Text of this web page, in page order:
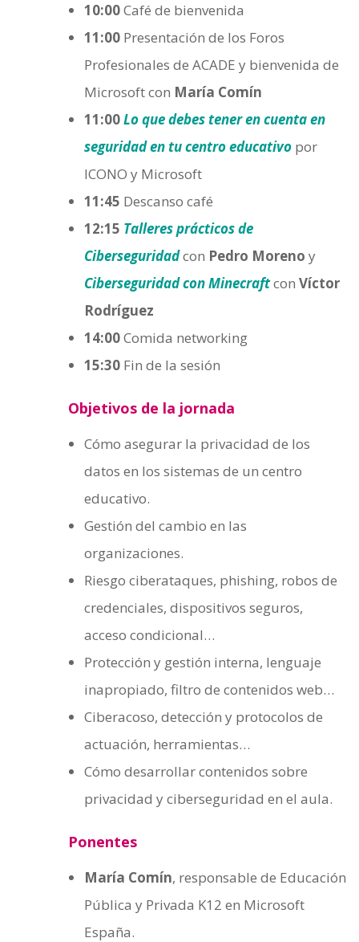
10:00Café de bienvenida
11:00 Presentación de los Foros
Profesionales de ACADE y bienvenida de
Microsoft con María Comín
11:00Lo que debes tener en cuenta en
seguridad en tu centro educativo por
ICONO y Microsoft
11:45 Descanso café
12:15 Talleres prácticos de
Ciberseguridadcon Pedro Moreno y
Ciberseguridad con Minecraftcon Víctor
Rodríguez
14:00Comida networking
15:30 Fin de la sesión
Objetivos de la jornada
Cómo asegurar la privacidad de los
datos en los sistemas de un centro
educativo.
Gestión del cambio en las
organizaciones.
Riesgo ciberataques, phishing, robos de
credenciales, dispositivos seguros,
acceso condicional…
Protección y gestión interna, lenguaje
inapropiado, filtro de contenidos web…
Ciberacoso, detección y protocolos de
actuación, herramientas…
Cómo desarrollar contenidos sobre
privacidad y ciberseguridad en el aula.
Ponentes
María Comín, responsable de Educación
Pública y Privada K12 en Microsoft
España.